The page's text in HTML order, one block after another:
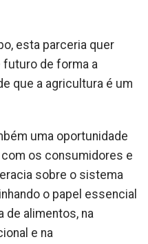
esta parceria quer
de forma a
que a agricultura é um
uma oportunidade
os consumidores e
sobre o sistema
o papel essencial
de alimentos, na
e na